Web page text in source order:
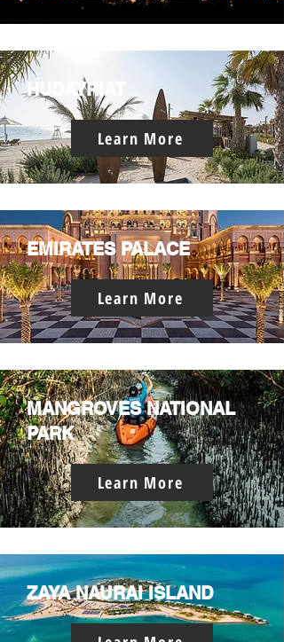
HUDAYRIAT
Learn More
EMIRATES PALACE
Learn More
MANGROVES NATIONAL
PARK
Learn More
ZAYA NAURAI ISLAND